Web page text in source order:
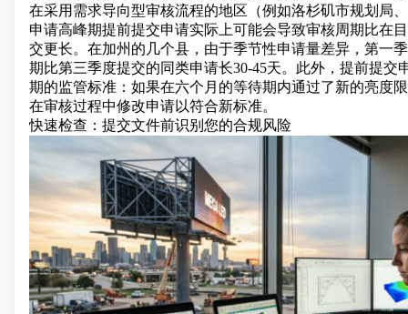
在采用需求导向型审核流程的地区（例如洛杉矶市规划局
申请高峰期提前提交申请实际上可能会导致审核周期比在
交更长。在加州的几个县，由于季节性申请量差异，第一
期比第三季度提交的同类申请长30-45天。此外，提前提交
期的监管标准：如果在六个月的等待期内通过了新的亮度
在审核过程中修改申请以符合新标准。
快速检查：提交文件前识别您的合规风险